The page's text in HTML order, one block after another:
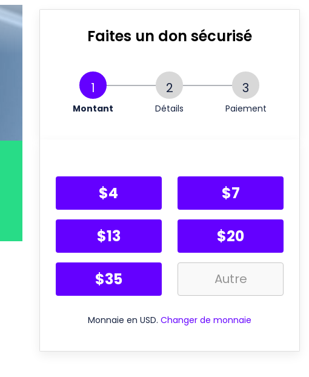
Faites un don sécurisé
1
Montant
2
Détails
3
Paiement
$4 $7
$13 $20
$35
Monnaie en USD. Changer de monnaie